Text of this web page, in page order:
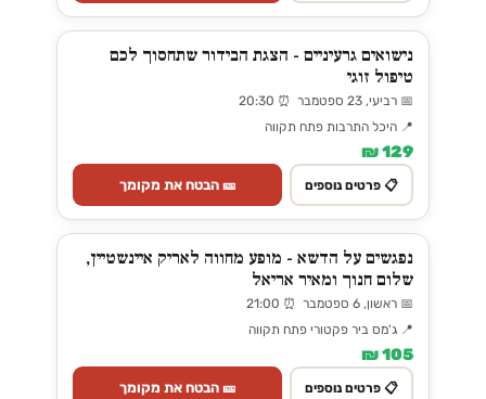
נישואים גרעיניים - הצגת הבידור שתחסוך לכם
טיפול זוגי
📅 רביעי, 23 ספטמבר ⏰ 20:30
📍 היכל התרבות פתח תקווה
129 ₪
📋 פרטים נוספים 🎫 הבטח את מקומך
נפגשים על הדשא - מופע מחווה לאריק איינשטיין,
שלום חנוך ומאיר אריאל
📅 ראשון, 6 ספטמבר ⏰ 21:00
📍 ג'מס ביר פקטורי פתח תקווה
105 ₪
📋 פרטים נוספים 🎫 הבטח את מקומך